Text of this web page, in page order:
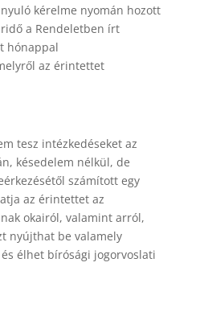
kérelme nyomán hozott
a Rendeletben írt
hónappal
az érintettet
tesz intézkedéseket az
késedelem nélkül, de
számított egy
az érintettet az
okairól, valamint arról,
nyújthat be valamely
élhet bírósági jogorvoslati